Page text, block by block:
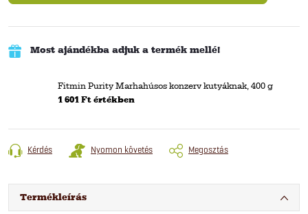
Most ajándékba adjuk a termék mellé!
Fitmin Purity Marhahúsos konzerv kutyáknak, 400 g
1 601 Ft értékben
Kérdés Nyomon követés Megosztás
Termékleírás